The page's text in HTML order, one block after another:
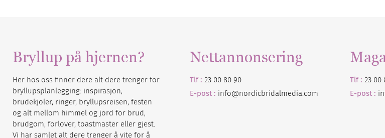
Bryllup på hjernen?
Her hos oss finner dere alt dere trenger for
bryllupsplanlegging: inspirasjon,
brudekjoler, ringer, bryllupsreisen, festen
og alt mellom himmel og jord for brud,
brudgom, forlover, toastmaster eller gjest.
Vi har samlet alt dere trenger å vite for å
Nettannonsering
Tlf : 23 00 80 90
E-post : info@nordicbridalmedia.com
Tlf : 23 00
E-post :